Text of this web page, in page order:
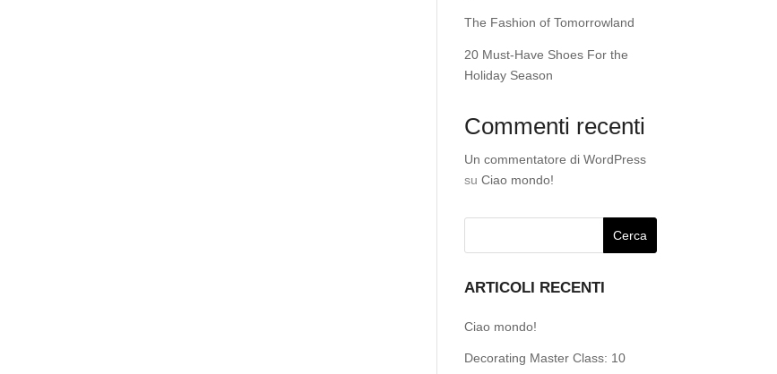
The Fashion of Tomorrowland
20 Must-Have Shoes For the
Holiday Season
Commenti recenti
Un commentatore di WordPress
su Ciao mondo!
ARTICOLI RECENTI
Ciao mondo!
Decorating Master Class: 10